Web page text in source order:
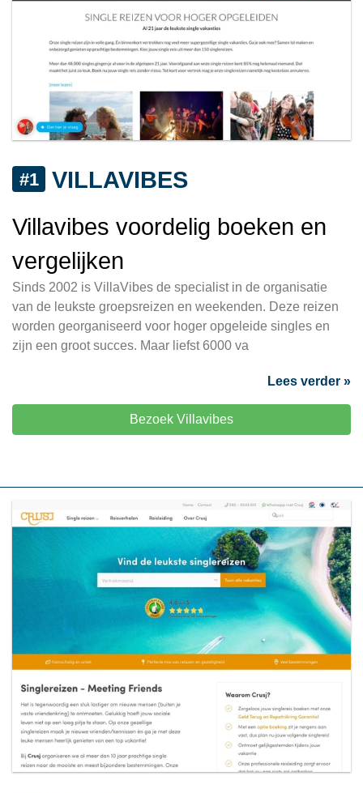
#1
VILLAVIBES
Villavibes voordelig boeken en
vergelijken
Sinds 2002 is VillaVibes de specialist in de organisatie
van de leukste groepsreizen en weekenden. Deze reizen
worden georganiseerd voor hoger opgeleide singles en
zijn een groot succes. Maar liefst 6000 va
Lees verder »
Bezoek Villavibes